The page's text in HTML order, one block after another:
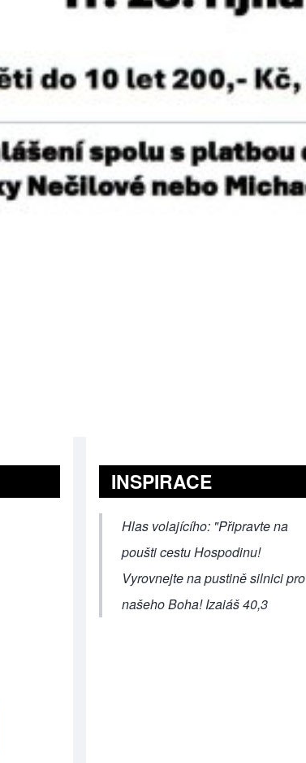
INSPIRACE
Hlas volajícího: "Připravte na
poušti cestu Hospodinu!
Vyrovnejte na pustině silnici pro
našeho Boha! Izaiáš 40,3